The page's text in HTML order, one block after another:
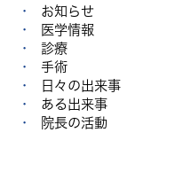
お知らせ
医学情報
診療
手術
日々の出来事
ある出来事
院長の活動